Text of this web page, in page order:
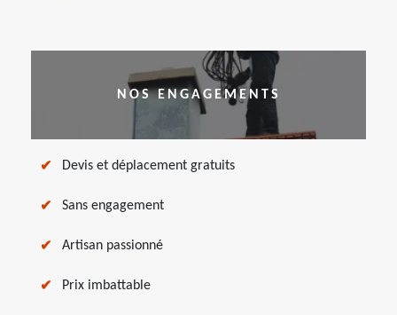
NOS ENGAGEMENTS
Devis et déplacement gratuits
Sans engagement
Artisan passionné
Prix imbattable